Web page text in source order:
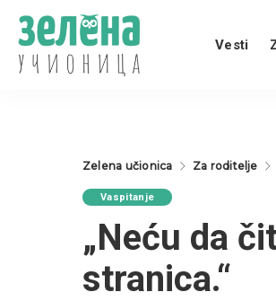
Vesti
Zelena učionica Za roditelje
Vaspitanje
„Neću da
stranica.“